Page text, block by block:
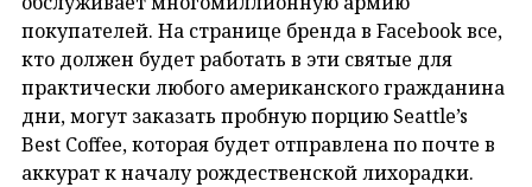
покупателей. На странице бренда в Facebook все,
кто должен будет работать в эти святые для
практически любого американского гражданина
дни, могут заказать пробную порцию Seattle’s
Best Coffee, которая будет отправлена по почте в
аккурат к началу рождественской лихорадки.